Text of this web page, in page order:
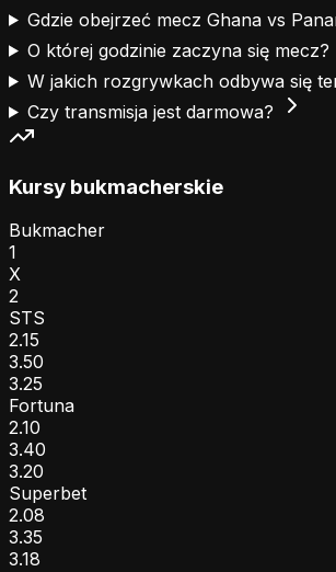
Gdzie obejrzeć mecz Ghana vs
O której godzinie zaczyna się mecz?
W jakich rozgrywkach odbywa się
Czy transmisja jest darmowa?
Kursy bukmacherskie
Bukmacher
1
X
2
STS
2.15
3.50
3.25
Fortuna
2.10
3.40
3.20
Superbet
2.08
3.35
3.18